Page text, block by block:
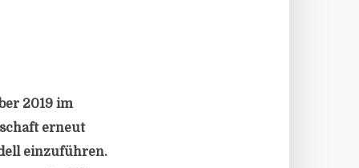
2019 im
erneut
einzuführen.